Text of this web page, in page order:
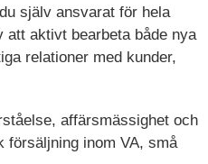
själv ansvarat för hela
aktivt bearbeta både nya
relationer med kunder,
affärsmässighet och
försäljning inom VA, små